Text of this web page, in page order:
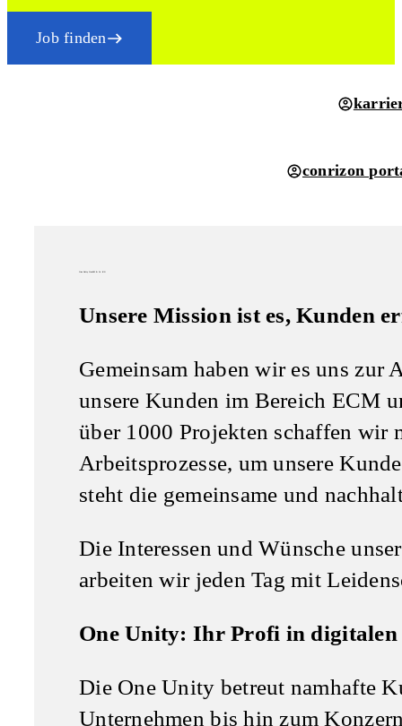
Job finden
conrizon
Unsere Mission ist es, Kunden
Gemeinsam haben wir es uns zur
unsere Kunden im Bereich ECM
über 1000 Projekten schaffen wir
Arbeitsprozesse, um unsere
steht die gemeinsame und
Die Interessen und Wünsche
arbeiten wir jeden Tag mit
One Unity: Ihr Profi in digitalen
Die One Unity betreut namhafte
Unternehmen bis hin zum